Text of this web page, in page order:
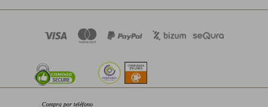
Compra por teléfono